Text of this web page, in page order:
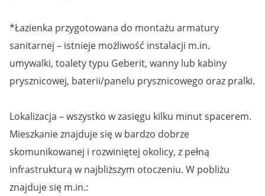
*Łazienka przygotowana do montażu armatury
sanitarnej – istnieje możliwość instalacji m.in.
umywalki, toalety typu Geberit, wanny lub kabiny
prysznicowej, baterii/panelu prysznicowego oraz pralki.
Lokalizacja – wszystko w zasięgu kilku minut spacerem.
Mieszkanie znajduje się w bardzo dobrze
skomunikowanej i rozwiniętej okolicy, z pełną
infrastrukturą w najbliższym otoczeniu. W pobliżu
znajduje się m.in.: